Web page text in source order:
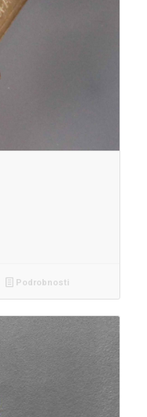
Podrobnosti